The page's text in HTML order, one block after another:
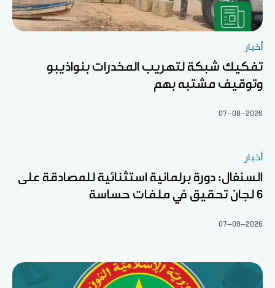
أخبار
تفكيك شبكة لتهريب المخدرات بنواذيبو
وتوقيف مشتبه بهم
07-08-2026
أخبار
السنغال: دورة برلمانية استثنائية للمصادقة على
6 لجان تحقيق في ملفات حساسة
07-08-2026